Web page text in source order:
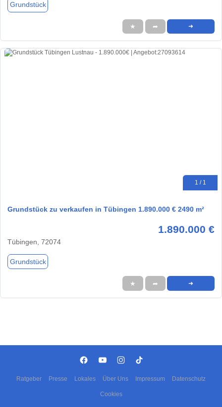
Grundstück
★ ➦ ➜
1 / 1
Grundstück zu verkaufen in Tübingen 1.890.000 € 2490 m²
1.890.000 €
Tübingen, 72074
Grundstück
★ ➦ ➜
Ratgeber Presse Lokales Über Uns Impressum Datenschutz
Cookies